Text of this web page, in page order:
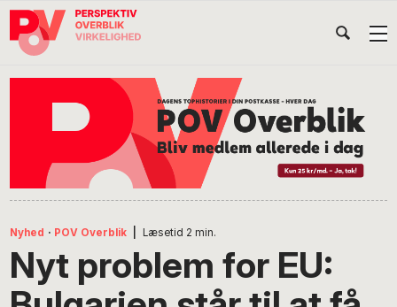
Gå
direkte
Skip
indhold
Gå
direkte
Nyhed · POV Overblik Læsetid 2 min.
Nyt problem for EU: